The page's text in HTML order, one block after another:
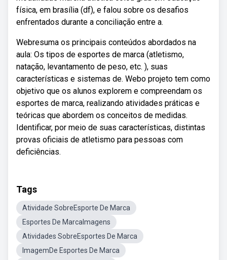
física, em brasília (df), e falou sobre os desafios
enfrentados durante a conciliação entre a.
Webresuma os principais conteúdos abordados na
aula: Os tipos de esportes de marca (atletismo,
natação, levantamento de peso, etc. ), suas
características e sistemas de. Webo projeto tem como
objetivo que os alunos explorem e compreendam os
esportes de marca, realizando atividades práticas e
teóricas que abordem os conceitos de medidas.
Identificar, por meio de suas características, distintas
provas oficiais de atletismo para pessoas com
deficiências.
Tags
Atividade SobreEsporte De Marca
Esportes De MarcaImagens
Atividades SobreEsportes De Marca
ImagemDe Esportes De Marca